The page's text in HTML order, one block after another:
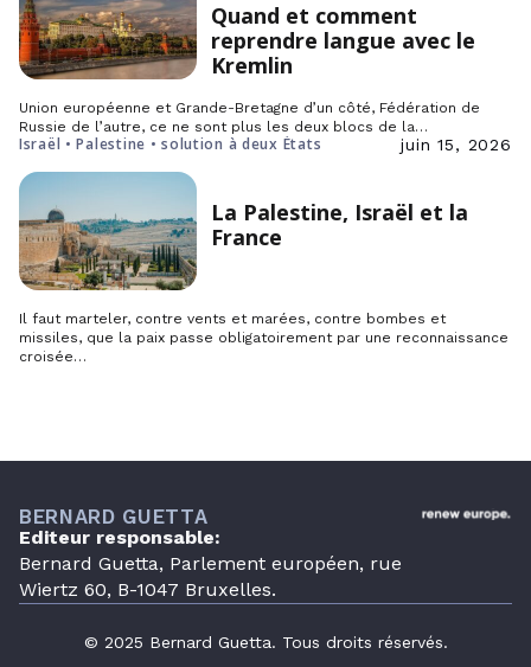
Quand et comment
reprendre langue avec le
Kremlin
Union européenne et Grande-Bretagne d’un côté, Fédération de
Russie de l’autre, ce ne sont plus les deux blocs de la…
Israël • Palestine • solution à deux États juin 15, 2026
La Palestine, Israël et la
France
Il faut marteler, contre vents et marées, contre bombes et
missiles, que la paix passe obligatoirement par une reconnaissance
croisée…
BERNARD GUETTA
Editeur responsable:
Bernard Guetta, Parlement européen, rue
Wiertz 60, B-1047 Bruxelles.
© 2025 Bernard Guetta. Tous droits réservés.